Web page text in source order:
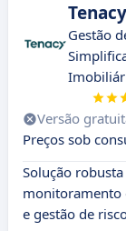
Tenacy
Gestão
Versão
Preços sob
Solução
monitoramento
e gestão de